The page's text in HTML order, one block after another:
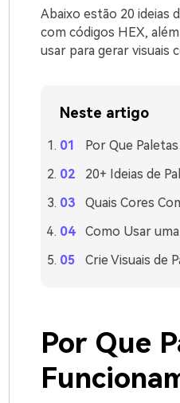
Abaixo estão 20 ideias
com códigos HEX,
usar para gerar visuais
Neste artigo
Por Que
20+ Ideias de
Quais Cores
Como Usar
Crie Visuais de
Por Que